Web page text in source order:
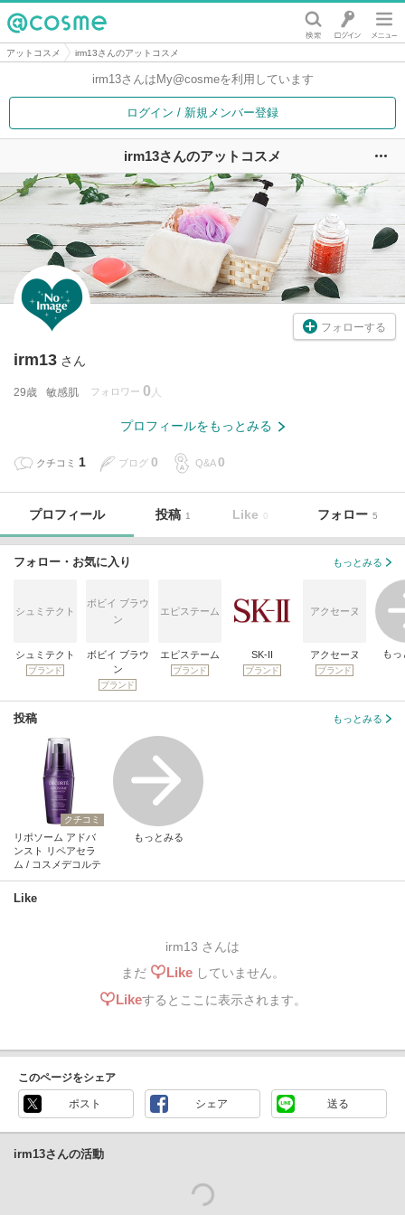
@cosme
アットコスメ irm13さんのアットコスメ
irm13さんは My@cosmeを利用しています
ログイン / 新規メンバー登録
irm13さんのアットコスメ
フォローする
irm13 さん
29歳 敏感肌 フォロワー 0
プロフィールをもっとみる
クチコミ 1 ブログ 0 Q&A 0
プロフィール 投稿 1 Like 0 フォロー 5
フォロー・お気に入り もっとみる
シュミテクト
シュミテクト
ブランド
ボビイ ブラウ
ン
ボビイ ブラウ
ン
ブランド
エピステーム
エピステーム
ブランド
SK-II
ブランド
アクセーヌ
アクセーヌ
ブランド
もっ
投稿 もっとみる
クチコミ
リポソーム アドバ
ンスト リペアセラ
ム / コスメデコルテ
もっとみる
Like
irm13 さんは
まだ
Likeしていません。
Likeするとここに表示されます。
このページをシェア
ポスト シェア 送る
irm13さんの活動